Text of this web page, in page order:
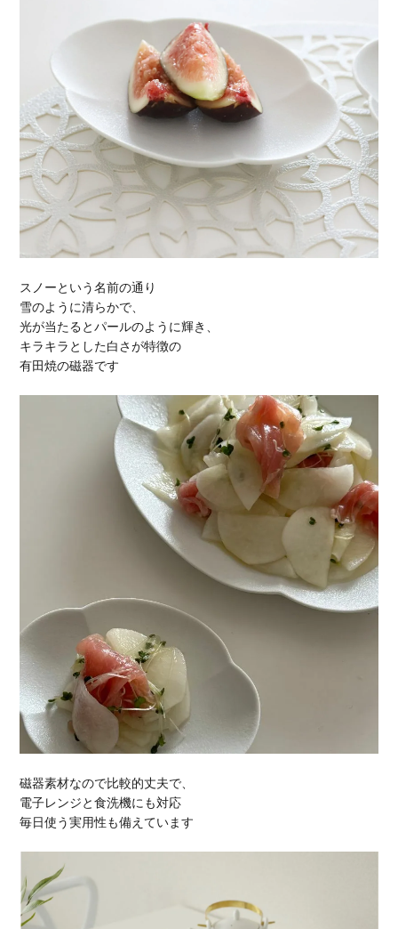
スノーという名前の通り
雪のように清らかで、
光が当たるとパールのように輝き、
キラキラとした白さが特徴の
有田焼の磁器です
磁器素材なので比較的丈夫で、
電子レンジと食洗機にも対応
毎日使う実用性も備えています